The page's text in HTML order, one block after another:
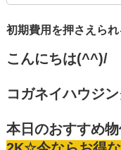
初期費用を押さえら
こんにちは(^^)/
コガネイハウジ
本日のおすすめ物